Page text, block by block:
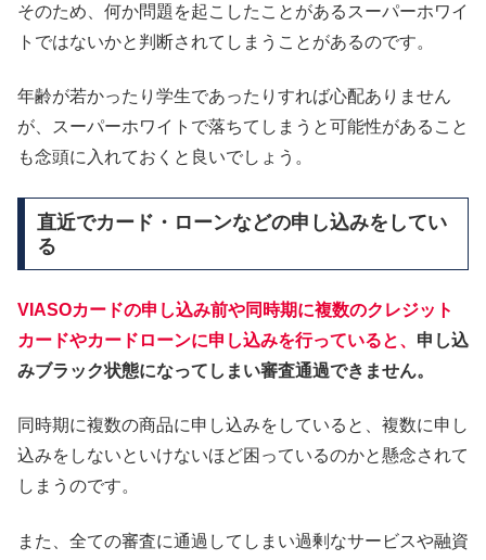
そのため、何か問題を起こしたことがあるスーパーホワイ
トではないかと判断されてしまうことがあるのです。
年齢が若かったり学生であったりすれば心配ありません
が、スーパーホワイトで落ちてしまうと可能性があること
も念頭に入れておくと良いでしょう。
直近でカード・ローンなどの申し込みをしてい
る
VIASOカードの申し込み前や同時期に複数のクレジット
カードやカードローンに申し込みを行っていると、 申し込
みブラック状態になってしまい審査通過できません。
同時期に複数の商品に申し込みをしていると、複数に申し
込みをしないといけないほど困っているのかと懸念されて
しまうのです。
また、全ての審査に通過してしまい過剰なサービスや融資